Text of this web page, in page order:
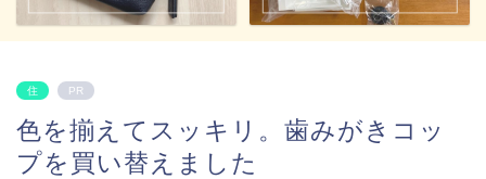
住 PR
色を揃えてスッキリ。歯みがきコッ
プを買い替えました